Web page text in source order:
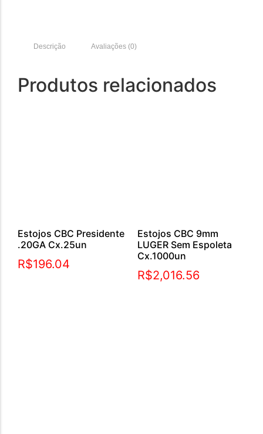
Descrição Avaliações (0)
Produtos relacionados
Estojos CBC Presidente
.20GA Cx.25un
R$196.04
Estojos CBC 9mm
LUGER Sem Espoleta
Cx.1000un
R$2,016.56